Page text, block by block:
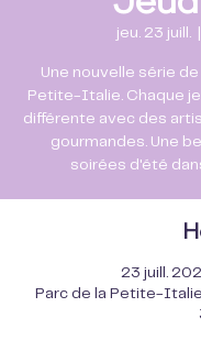
jeu. 23 juill.
Une nouvelle série
Petite-Italie. Chaque
différente avec des
gourmandes. Une
soirées d'été
23 juill.
Parc de la Petite-